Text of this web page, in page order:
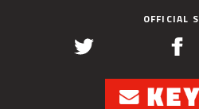
OFFICIAL